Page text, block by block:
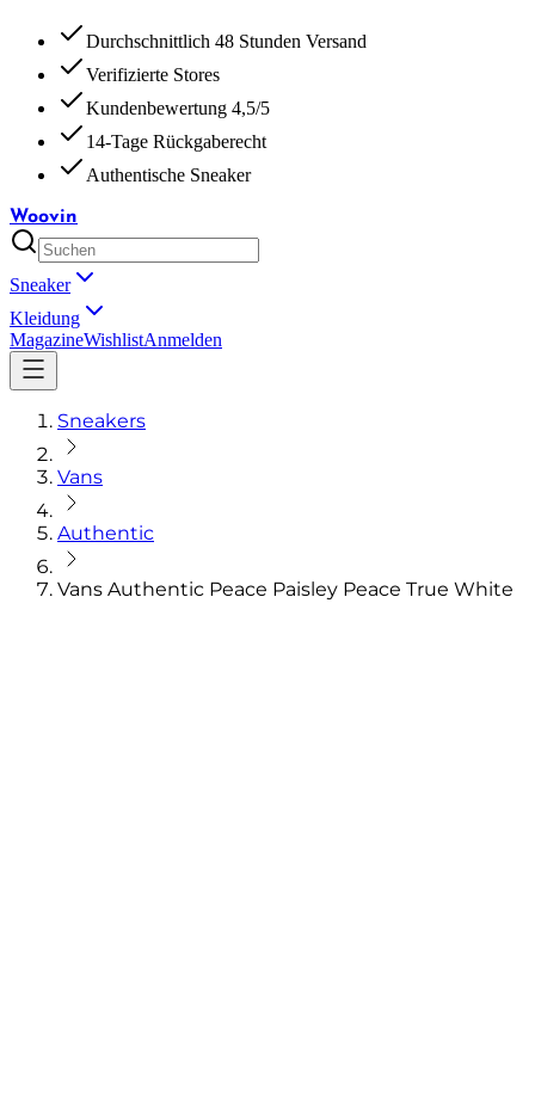
Durchschnittlich 48 Stunden Versand
Verifizierte Stores
Kundenbewertung 4,5/5
14-Tage Rückgaberecht
Authentische Sneaker
Woovin
Sneaker
Kleidung
MagazineWishlistAnmelden
Sneakers
Vans
Authentic
Vans Authentic Peace Paisley Peace True White